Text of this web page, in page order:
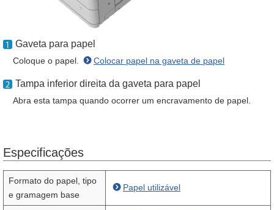
Gaveta para papel
Coloque o papel. Colocar papel na gaveta de papel
Tampa inferior direita da gaveta para papel
Abra esta tampa quando ocorrer um encravamento de papel.
Especificações
Formato do papel, tipo
e gramagem base
Papel utilizável